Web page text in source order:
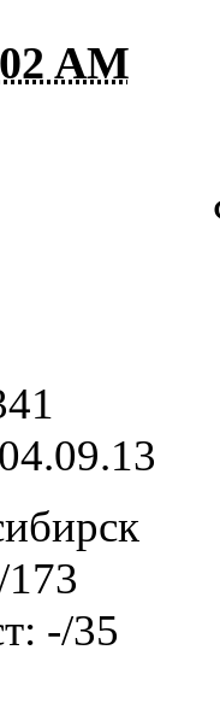
AM
-/35